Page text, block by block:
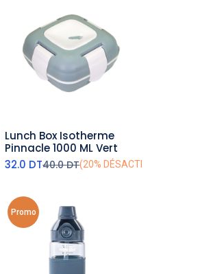
ajouter au panier
Lunch Box Isotherme
Pinnacle 1000 ML Vert
32.0 DT40.0DT(20% DÉSACTIVÉ)
Promo